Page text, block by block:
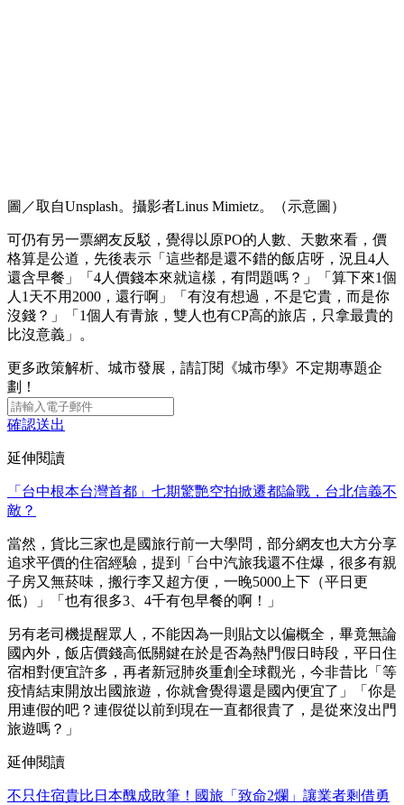
圖／取自Unsplash。攝影者Linus Mimietz。（示意圖）
可仍有另一票網友反駁，覺得以原PO的人數、天數來看，價
格算是公道，先後表示「這些都是還不錯的飯店呀，況且4人
還含早餐」「4人價錢本來就這樣，有問題嗎？」「算下來1個
人1天不用2000，還行啊」「有沒有想過，不是它貴，而是你
沒錢？」「1個人有青旅，雙人也有CP高的旅店，只拿最貴的
比沒意義」。
更多政策解析、城市發展，請訂閱《城市學》不定期專題企
劃！
確認送出
延伸閱讀
「台中根本台灣首都」七期驚艷空拍掀遷都論戰，台北信義不
敵？
當然，貨比三家也是國旅行前一大學問，部分網友也大方分享
追求平價的住宿經驗，提到「台中汽旅我還不住爆，很多有親
子房又無菸味，搬行李又超方便，一晚5000上下（平日更
低）」「也有很多3、4千有包早餐的啊！」
另有老司機提醒眾人，不能因為一則貼文以偏概全，畢竟無論
國內外，飯店價錢高低關鍵在於是否為熱門假日時段，平日住
宿相對便宜許多，再者新冠肺炎重創全球觀光，今非昔比「等
疫情結束開放出國旅遊，你就會覺得還是國內便宜了」「你是
用連假的吧？連假從以前到現在一直都很貴了，是從來沒出門
旅遊嗎？」
延伸閱讀
不只住宿貴比日本醜成敗筆！國旅「致命2爛」讓業者剩借勇